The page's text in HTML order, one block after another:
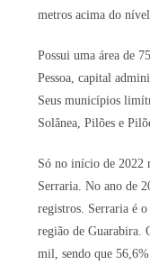
metros acima do
Possui uma área de
Pessoa, capital
Seus municípios
Solânea, Pilões e
Só no início de 2022
Serraria. No ano de
registros. Serraria é
região de Guarabira.
mil, sendo que